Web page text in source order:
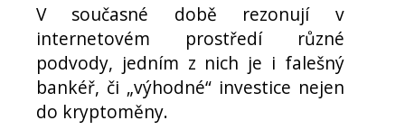
V současné době rezonují v
internetovém prostředí různé
podvody, jedním z nich je i falešný
bankéř, či „výhodné“ investice nejen
do kryptoměny.